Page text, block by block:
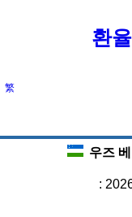
환
繁
우즈
: